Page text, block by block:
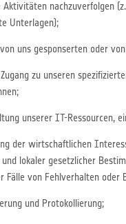
Aktivitäten nachzuverfolgen
Unterlagen);
uns gesponserten oder
zu unseren
unserer IT-Ressourcen,
der wirtschaftlichen
und lokaler gesetzlicher
Fälle von Fehlverhalten
und Protokollierung;